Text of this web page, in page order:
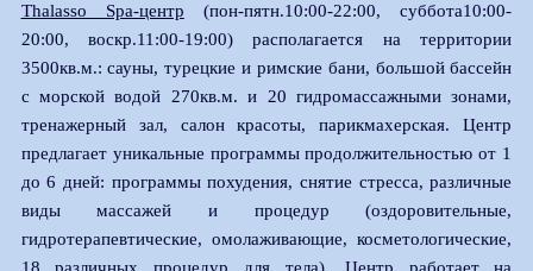
Thalasso Spa-центр (пон-пятн.10:00-22:00, суббота10:00-
20:00, воскр.11:00-19:00) располагается на территории
3500кв.м.: сауны, турецкие и римские бани, большой бассейн
с морской водой 270кв.м. и 20 гидромассажными зонами,
тренажерный зал, салон красоты, парикмахерская. Центр
предлагает уникальные программы продолжительностью от 1
до 6 дней: программы похудения, снятие стресса, различные
виды массажей и процедур (оздоровительные,
гидротерапевтические, омолаживающие, косметологические,